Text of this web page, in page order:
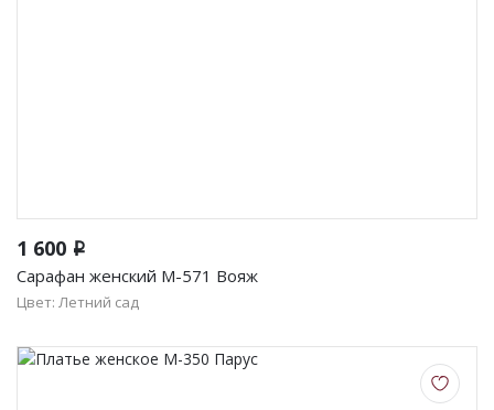
1 600 i
Сарафан женский М-571 Вояж
Цвет: Летний сад